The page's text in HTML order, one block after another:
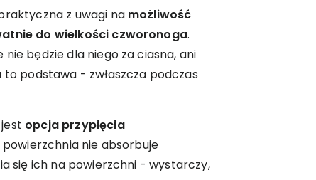
z uwagi na możliwość
do wielkości czworonoga.
będzie dla niego za ciasna, ani
podstawa - zwłaszcza podczas
opcja przypięcia
powierzchnia nie absorbuje
się ich na powierzchni - wystarczy,